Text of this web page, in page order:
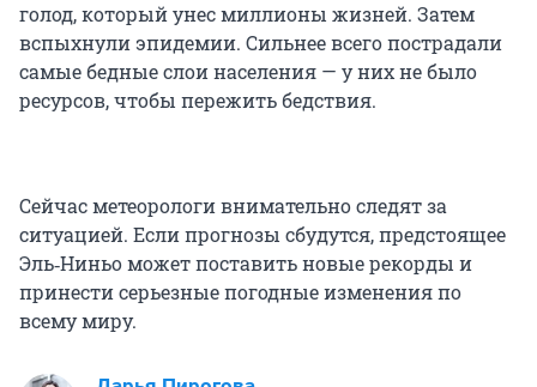
голод, который унес миллионы жизней. Затем
вспыхнули эпидемии. Сильнее всего пострадали
самые бедные слои населения — у них не было
ресурсов, чтобы пережить бедствия.
Сейчас метеорологи внимательно следят за
ситуацией. Если прогнозы сбудутся, предстоящее
Эль‑Ниньо может поставить новые рекорды и
принести серьезные погодные изменения по
всему миру.